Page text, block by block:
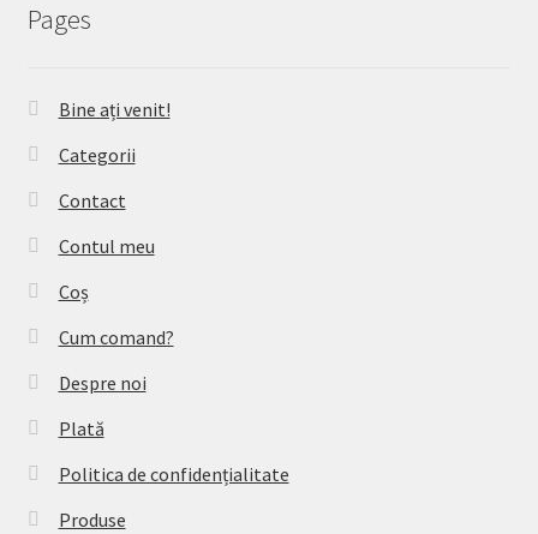
Pages
Bine ați venit!
Categorii
Contact
Contul meu
Coș
Cum comand?
Despre noi
Plată
Politica de confidențialitate
Produse